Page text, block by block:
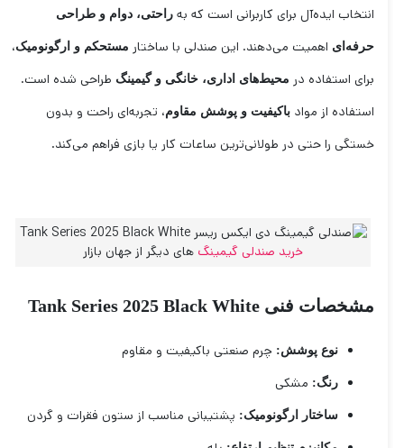
انتخاب ایده‌آل برای کاربرانی است که بهراحتی، دوام و طراحی
حرفه‌ای اهمیت می‌دهند. این صندلی با ساختارمستحکم و ارگونومیک،
برای استفاده درمحیط‌های اداری، خانگی و گیمینگطراحی شده است.
استفاده از موادباکیفیت و پوشش مقاوم، تجربه‌ای راحت و بدون
خستگی را حتی در طولانی‌ترین ساعات کار یا بازی فراهم می‌کند.
خرید صندلی گیمینگهای دیگر از جهان بازار
مشخصات فنی Tank Series 2025 Black White
نوع پوشش:چرم صنعتی باکیفیت و مقاوم
رنگ:مشکی
ساختار ارگونومیک:پشتیبانی مناسب از ستون فقرات و گردن